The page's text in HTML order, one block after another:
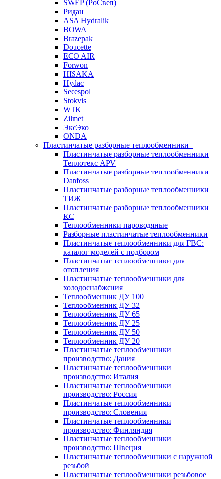
SWEP (РоСвеп)
Ридан
ASA Hydralik
BOWA
Brazepak
Doucette
ECO AIR
Forwon
HISAKA
Hydac
Secespol
Stokvis
WTK
Zilmet
ЭксЭко
ONDA
Пластинчатые разборные теплообменники
Пластинчатые разборные теплообменники
Теплотекс APV
Пластинчатые разборные теплообменники
Danfoss
Пластинчатые разборные теплообменники
ТИЖ
Пластинчатые разборные теплообменники
КC
Теплообменники пароводяные
Разборные пластинчатые теплообменники
Пластинчатые теплообменники для ГВС:
каталог моделей с подбором
Пластинчатые теплообменники для
отопления
Пластинчатые теплообменники для
холодоснабжения
Теплообменник ДУ 100
Теплообменник ДУ 32
Теплообменник ДУ 65
Теплообменник ДУ 25
Теплообменник ДУ 50
Теплообменник ДУ 20
Пластинчатые теплообменники
производство: Дания
Пластинчатые теплообменники
производство: Италия
Пластинчатые теплообменники
производство: Россия
Пластинчатые теплообменники
производство: Словения
Пластинчатые теплообменники
производство: Финляндия
Пластинчатые теплообменники
производство: Швеция
Пластинчатые теплообменники с наружной
резьбой
Пластинчатые теплообменники резьбовое